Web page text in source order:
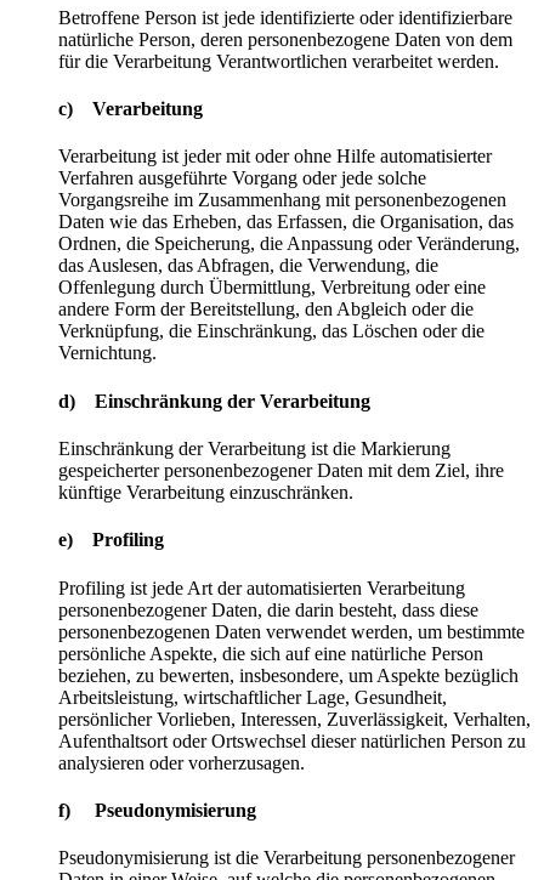
Betroffene Person ist jede identifizierte oder identifizierbare
natürliche Person, deren personenbezogene Daten von dem
für die Verarbeitung Verantwortlichen verarbeitet werden.
c) Verarbeitung
Verarbeitung ist jeder mit oder ohne Hilfe automatisierter
Verfahren ausgeführte Vorgang oder jede solche
Vorgangsreihe im Zusammenhang mit personenbezogenen
Daten wie das Erheben, das Erfassen, die Organisation, das
Ordnen, die Speicherung, die Anpassung oder Veränderung,
das Auslesen, das Abfragen, die Verwendung, die
Offenlegung durch Übermittlung, Verbreitung oder eine
andere Form der Bereitstellung, den Abgleich oder die
Verknüpfung, die Einschränkung, das Löschen oder die
Vernichtung.
d) Einschränkung der Verarbeitung
Einschränkung der Verarbeitung ist die Markierung
gespeicherter personenbezogener Daten mit dem Ziel, ihre
künftige Verarbeitung einzuschränken.
e) Profiling
Profiling ist jede Art der automatisierten Verarbeitung
personenbezogener Daten, die darin besteht, dass diese
personenbezogenen Daten verwendet werden, um bestimmte
persönliche Aspekte, die sich auf eine natürliche Person
beziehen, zu bewerten, insbesondere, um Aspekte bezüglich
Arbeitsleistung, wirtschaftlicher Lage, Gesundheit,
persönlicher Vorlieben, Interessen, Zuverlässigkeit, Verhalten,
Aufenthaltsort oder Ortswechsel dieser natürlichen Person zu
analysieren oder vorherzusagen.
f) Pseudonymisierung
Pseudonymisierung ist die Verarbeitung personenbezogener